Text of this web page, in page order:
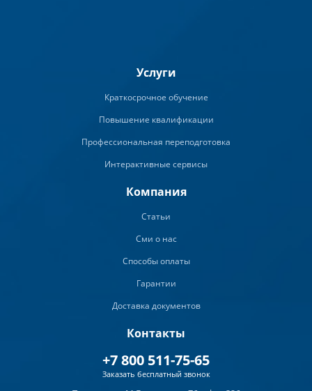
Услуги
Краткосрочное обучение
Повышение квалификации
Профессиональная переподготовка
Интерактивные сервисы
Компания
Статьи
Сми о нас
Способы оплаты
Гарантии
Доставка документов
Контакты
+7 800 511-75-65
Заказать бесплатный звонок